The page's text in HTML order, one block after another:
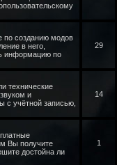
по созданию модов
в него,
информацию по
29
технические
и
с учётной записью,
14
Вы получите
достойна ли
1